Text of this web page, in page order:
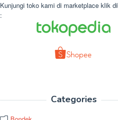
Kunjungi toko kami di marketplace klik
:
Categories